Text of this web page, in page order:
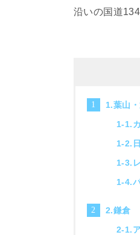
沿いの国道
1.葉山
1-1.
1-2.
1-3.
1-4.
2.鎌倉
2-1.